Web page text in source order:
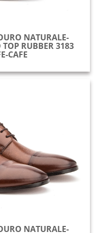
NATURALE-
RUBBER 3183
CAFE
NATURALE-